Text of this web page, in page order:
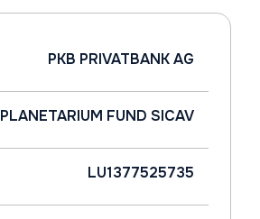
PKB PRIVATBANK AG
PLANETARIUM FUND SICAV
LU1377525735